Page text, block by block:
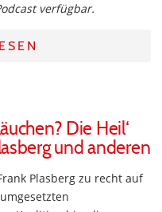
verfügbar.
Die Heil‘
und anderen
Plasberg zu recht auf